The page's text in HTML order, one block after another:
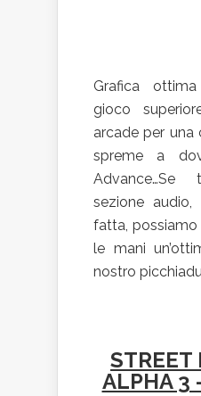
Grafica
gioco
arcade per una
spreme a
Advance…Se
sezione
fatta,
le mani
nostro
STREET
ALPHA 3